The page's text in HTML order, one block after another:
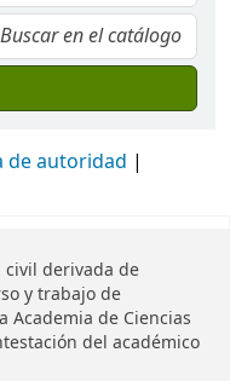
de autoridad
derivada de
y trabajo de
Academia de Ciencias
del académico